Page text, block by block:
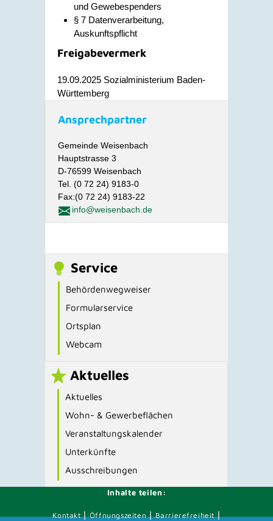
und Gewebespenders
§ 7 Datenverarbeitung,
Auskunftspflicht
Freigabevermerk
19.09.2025 Sozialministerium Baden-
Württemberg
Ansprechpartner
Gemeinde Weisenbach
Hauptstrasse 3
D-76599 Weisenbach
Tel. (0 72 24) 9183-0
Fax:(0 72 24) 9183-22
info@weisenbach.de
Service
Behördenwegweiser
Formularservice
Ortsplan
Webcam
Aktuelles
Aktuelles
Wohn- & Gewerbeflächen
Veranstaltungskalender
Unterkünfte
Ausschreibungen
Inhalte teilen:
Kontakt|Öffnungszeiten|Barrierefreiheit|